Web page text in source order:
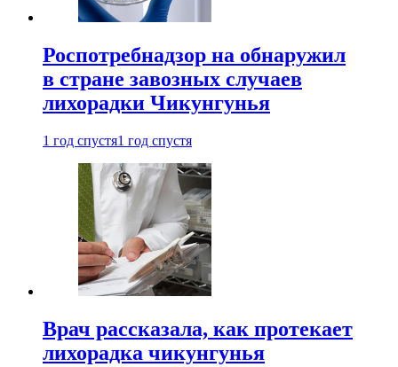
Роспотребнадзор на обнаружил
в стране завозных случаев
лихорадки Чикунгунья
1 год спустя1 год спустя
Врач рассказала, как протекает
лихорадка чикунгунья